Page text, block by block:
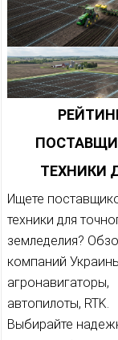
ТЕХНИКИ
Ищете
техники для
земледелия?
компаний
агронавигаторы,
автопилоты, RTK.
Выбирайте